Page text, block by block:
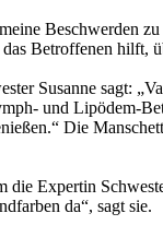
Beschwerden
Betroffenen hilft,
Susanne sagt:
und Lipödem-
Die
Expertin
da“, sagt sie.